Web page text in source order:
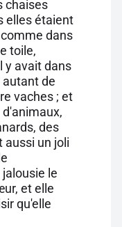
chaises
elles étaient
dans
toile,
y avait dans
autant de
vaches ; et
des
aussi un joli
le
et elle
qu'elle